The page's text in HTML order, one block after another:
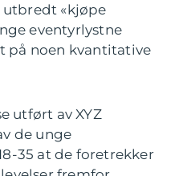
utbredt «kjøpe
eventyrlystne
på noen kvantitative
utført av XYZ
de unge
35 at de foretrekker